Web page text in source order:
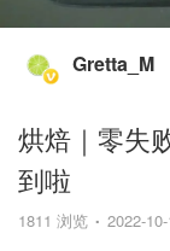
Gretta_M
烘焙｜零失
到啦
1811 浏览 2022-